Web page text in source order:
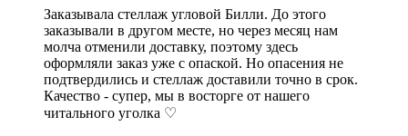
Заказывала стеллаж угловой Билли. До этого
заказывали в другом месте, но через месяц нам
молча отменили доставку, поэтому здесь
оформляли заказ уже с опаской. Но опасения не
подтвердились и стеллаж доставили точно в срок.
Качество - супер, мы в восторге от нашего
читального уголка ♡